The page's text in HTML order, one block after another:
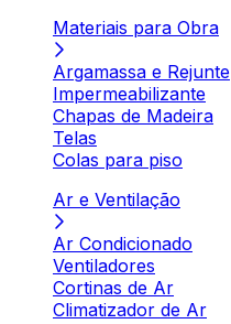
Materiais para Obra
Argamassa e Rejunte
Impermeabilizante
Chapas de Madeira
Telas
Colas para piso
Ar e Ventilação
Ar Condicionado
Ventiladores
Cortinas de Ar
Climatizador de Ar